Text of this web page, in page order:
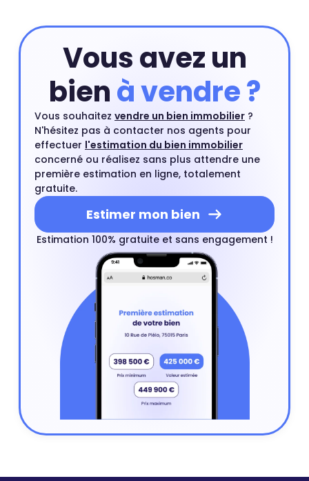
du quartier.
Vous avez un
bienà vendre ?
Vous souhaitez vendre un bien immobilier ?
N'hésitez pas à contacter nos agents pour
effectuer l'estimation du bien immobilier
concerné ou réalisez sans plus attendre une
première estimation en ligne, totalement
gratuite.
Estimer mon bien
Estimation 100% gratuite et sans engagement !